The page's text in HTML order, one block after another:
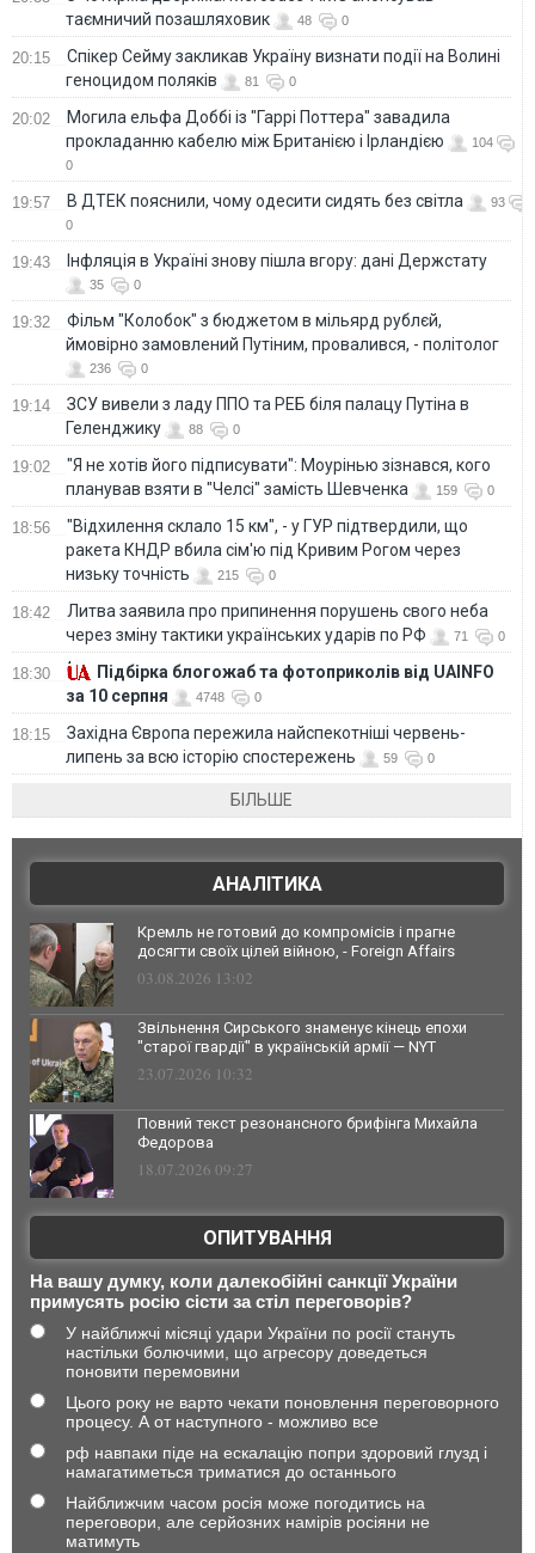
таємничий позашляховик
48 0
20:15
Спікер Сейму закликав Україну визнати події на Волині
геноцидом поляків
81 0
20:02
Могила ельфа Доббі із "Гаррі Поттера" завадила
прокладанню кабелю між Британією і Ірландією
104
0
19:57 В ДТЕК пояснили, чому одесити сидять без світла
93
0
19:43 Інфляція в Україні знову пішла вгору: дані Держстату
35 0
19:32
Фільм "Колобок" з бюджетом в мільярд рублєй,
ймовірно замовлений Путіним, провалився, - політолог
236 0
19:14
ЗСУ вивели з ладу ППО та РЕБ біля палацу Путіна в
Геленджику
88 0
19:02
"Я не хотів його підписувати": Моурінью зізнався, кого
планував взяти в "Челсі" замість Шевченка
159 0
18:56
"Відхилення склало 15 км", - у ГУР підтвердили, що
ракета КНДР вбила сім'ю під Кривим Рогом через
низьку точність
215 0
18:42
Литва заявила про припинення порушень свого неба
через зміну тактики українських ударів по РФ
71 0
18:30
Підбірка блогожаб та фотоприколів від UAINFO
за 10 серпня
4748 0
18:15
Західна Європа пережила найспекотніші червень-
липень за всю історію спостережень
59 0
БІЛЬШЕ
АНАЛІТИКА
Кремль не готовий до компромісів і прагне
досягти своїх цілей війною, - Foreign Affairs
03.08.2026 13:02
Звільнення Сирського знаменує кінець епохи
"старої гвардії" в українській армії — NYT
23.07.2026 10:32
Повний текст резонансного брифінга Михайла
Федорова
18.07.2026 09:27
ОПИТУВАННЯ
На вашу думку, коли далекобійні санкції України
примусять росію сісти за стіл переговорів?
У найближчі місяці удари України по росії стануть
настільки болючими, що агресору доведеться
поновити перемовини
Цього року не варто чекати поновлення переговорного
процесу. А от наступного - можливо все
рф навпаки піде на ескалацію попри здоровий глузд і
намагатиметься триматися до останнього
Найближчим часом росія може погодитись на
переговори, але серйозних намірів росіяни не
матимуть